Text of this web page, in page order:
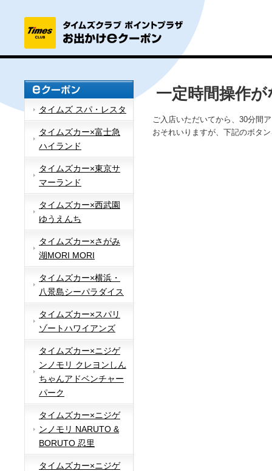
タイムズ スパ・レスタ
タイムズカー×富士急
ハイランド
タイムズカー×東京サ
マーランド
タイムズカー×西武園
ゆうえんち
タイムズカー×さがみ
湖MORI MORI
タイムズカー×横浜・
八景島シーパラダイス
タイムズカー×スパリ
ゾートハワイアンズ
タイムズカー×ニジゲ
ンノモリ クレヨンしん
ちゃんアドベンチャー
パーク
タイムズカー×ニジゲ
ンノモリ NARUTO &
BORUTO 忍里
タイムズカー×ニジゲ
一定時間操作
ご入店いただいてから、30分間
おそれいりますが、下記のボタ